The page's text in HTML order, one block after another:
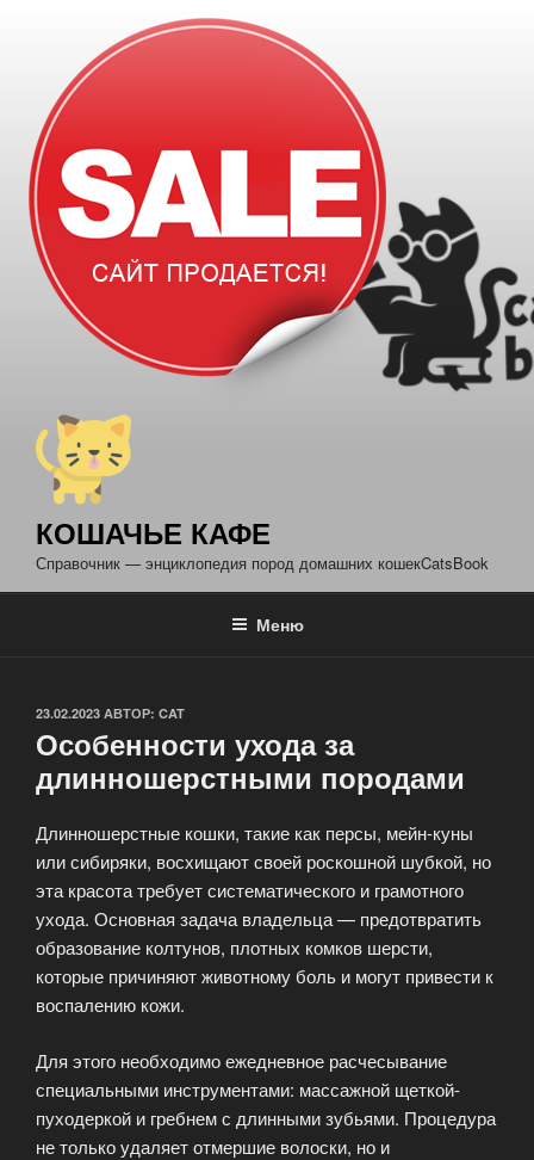
содержимому
КОШАЧЬЕ КАФЕ
Справочник — энциклопедия пород домашних кошекCatsBook
Меню
ОПУБЛИКОВАНО
23.02.2023 АВТОР: CAT
Особенности ухода за
длинношерстными породами
Длинношерстные кошки, такие как персы, мейн-куны
или сибиряки, восхищают своей роскошной шубкой, но
эта красота требует систематического и грамотного
ухода. Основная задача владельца — предотвратить
образование колтунов, плотных комков шерсти,
которые причиняют животному боль и могут привести к
воспалению кожи.
Для этого необходимо ежедневное расчесывание
специальными инструментами: массажной щеткой-
пуходеркой и гребнем с длинными зубьями. Процедура
не только удаляет отмершие волоски, но и